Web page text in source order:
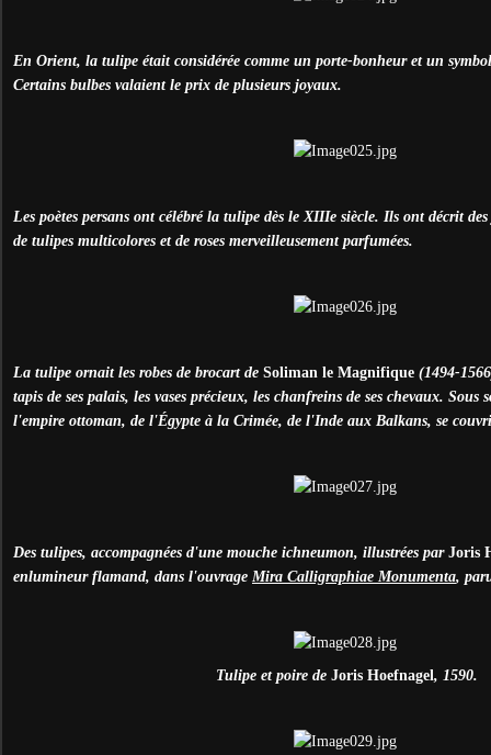
En Orient, la tulipe était considérée comme un porte-bonheur et un
Certains bulbes valaient le prix de plusieurs joyaux.
Les poètes persans ont célébré la tulipe dès le XIIIe siècle. Ils ont décrit
de tulipes multicolores et de roses merveilleusement parfumées.
La tulipe ornait les robes de brocart de Soliman le Magnifique (1494-
tapis de ses palais, les vases précieux, les chanfreins de ses chevaux. Sous
l'empire ottoman, de l'Égypte à la Crimée, de l'Inde aux Balkans, se
Des tulipes, accompagnées d'une mouche ichneumon, illustrées par Joris
enlumineur flamand, dans l'ouvrage Mira Calligraphiae Monumenta,
Tulipe et poire deJoris Hoefnagel, 1590.